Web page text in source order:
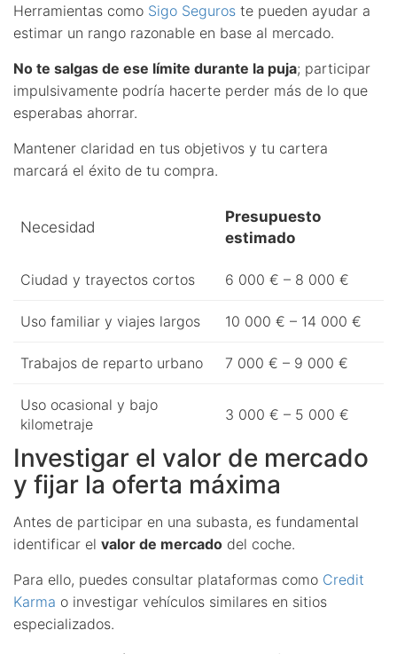
Herramientas como Sigo Seguros te pueden ayudar a
estimar un rango razonable en base al mercado.
No te salgas de ese límite durante la puja; participar
impulsivamente podría hacerte perder más de lo que
esperabas ahorrar.
Mantener claridad en tus objetivos y tu cartera
marcará el éxito de tu compra.
Necesidad
Presupuesto
estimado
Ciudad y trayectos cortos 6 000 € – 8 000 €
Uso familiar y viajes largos 10 000 € – 14 000 €
Trabajos de reparto urbano 7 000 € – 9 000 €
Uso ocasional y bajo
kilometraje
3 000 € – 5 000 €
Investigar el valor de mercado
y fijar la oferta máxima
Antes de participar en una subasta, es fundamental
identificar el valor de mercado del coche.
Para ello, puedes consultar plataformas como Credit
Karma o investigar vehículos similares en sitios
especializados.